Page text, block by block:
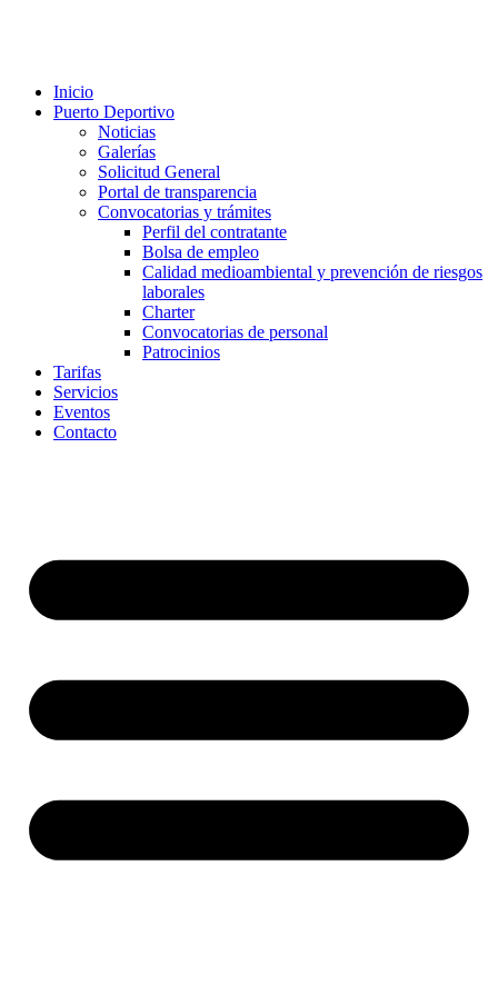
Inicio
Puerto Deportivo
Noticias
Galerías
Solicitud General
Portal de transparencia
Convocatorias y trámites
Perfil del contratante
Bolsa de empleo
Calidad medioambiental y prevención de riesgos
laborales
Charter
Convocatorias de personal
Patrocinios
Tarifas
Servicios
Eventos
Contacto